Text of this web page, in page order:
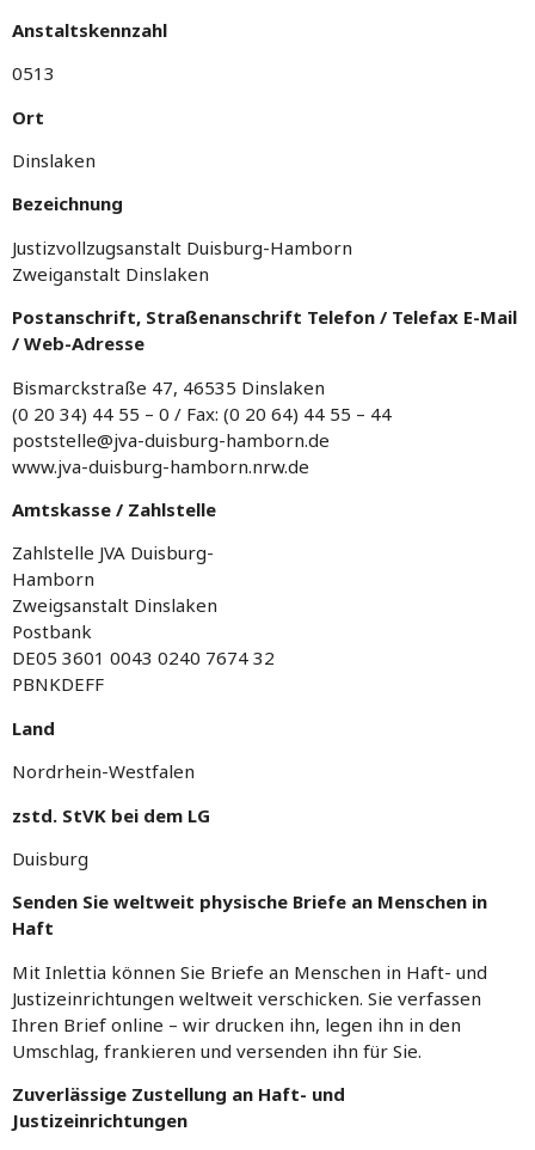
Anstaltskennzahl
0513
Ort
Dinslaken
Bezeichnung
Justizvollzugsanstalt Duisburg-Hamborn
Zweiganstalt Dinslaken
Postanschrift, Straßenanschrift Telefon / Telefax E-Mail
/ Web-Adresse
Bismarckstraße 47, 46535 Dinslaken
(0 20 34) 44 55 – 0 / Fax: (0 20 64) 44 55 – 44
poststelle@jva-duisburg-hamborn.de
www.jva-duisburg-hamborn.nrw.de
Amtskasse / Zahlstelle
Zahlstelle JVA Duisburg-
Hamborn
Zweigsanstalt Dinslaken
Postbank
DE05 3601 0043 0240 7674 32
PBNKDEFF
Land
Nordrhein-Westfalen
zstd. StVK bei dem LG
Duisburg
Senden Sie weltweit physische Briefe an Menschen in
Haft
Mit Inlettia können Sie Briefe an Menschen in Haft- und
Justizeinrichtungen weltweit verschicken. Sie verfassen
Ihren Brief online – wir drucken ihn, legen ihn in den
Umschlag, frankieren und versenden ihn für Sie.
Zuverlässige Zustellung an Haft- und
Justizeinrichtungen